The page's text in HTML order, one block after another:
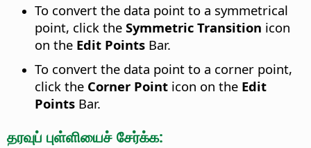
To convert the data point to a symmetrical
point, click the Symmetric Transition icon
on the Edit Points Bar.
To convert the data point to a corner point,
click the Corner Point icon on the Edit
Points Bar.
தரவுப் புள்ளியைச் சேர்க்க: